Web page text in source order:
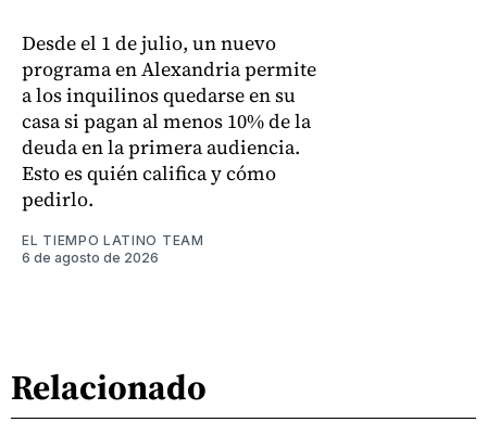
Desde el 1 de julio, un nuevo
programa en Alexandria permite
a los inquilinos quedarse en su
casa si pagan al menos 10% de la
deuda en la primera audiencia.
Esto es quién califica y cómo
pedirlo.
EL TIEMPO LATINO TEAM
6 de agosto de 2026
Relacionado